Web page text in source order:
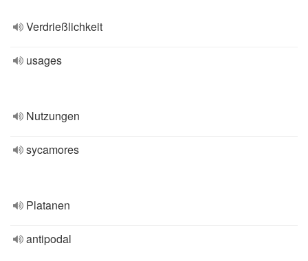
Verdrießlichkeit
usages
Nutzungen
sycamores
Platanen
antipodal